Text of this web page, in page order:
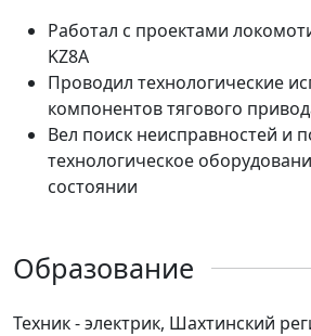
Работал с проектами
KZ8A
Проводил технологические
компонентов тягового
Вел поиск неисправностей и
технологическое
состоянии
Образование
Техник - электрик, Шахтинский